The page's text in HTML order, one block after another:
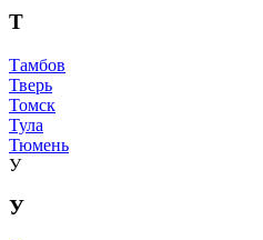
Т
Тамбов
Тверь
Томск
Тула
Тюмень
У
У